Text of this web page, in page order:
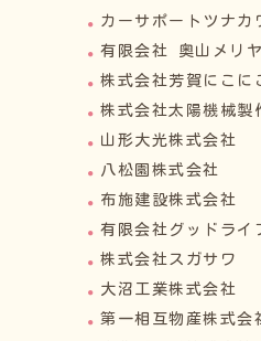
カーサポートツナカ
有限会社 奥山メリ
株式会社芳賀にこに
株式会社太陽機械
山形大光株式会社
八松園株式会社
布施建設株式会社
有限会社グッドライ
株式会社スガサワ
大沼工業株式会社
第一相互物産株式会